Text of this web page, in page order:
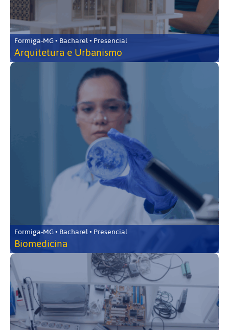
Formiga-MG • Bacharel • Presencial
Arquitetura e Urbanismo
Formiga-MG • Bacharel • Presencial
Biomedicina